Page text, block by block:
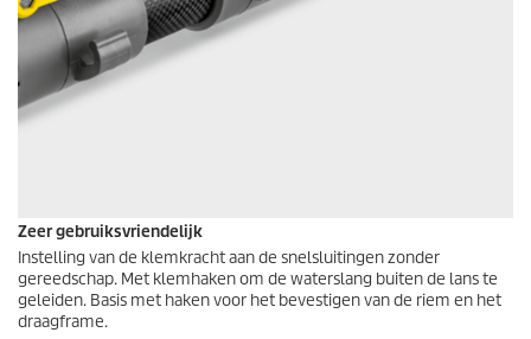
Zeer gebruiksvriendelijk
Instelling van de klemkracht aan de snelsluitingen zonder
gereedschap. Met klemhaken om de waterslang buiten de lans te
geleiden. Basis met haken voor het bevestigen van de riem en het
draagframe.